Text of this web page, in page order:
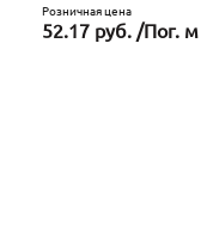
Розничная цена
52.17 руб. /Пог. м